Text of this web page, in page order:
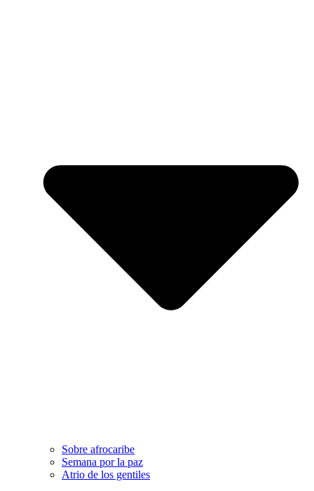
Sobre afrocaribe
Semana por la paz
Atrio de los gentiles